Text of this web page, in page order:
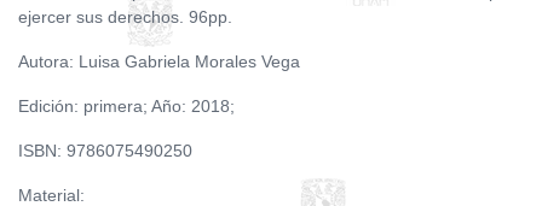
ejercer sus derechos. 96pp.
Autora: Luisa Gabriela Morales Vega
Edición: primera; Año: 2018;
ISBN: 9786075490250
Material: